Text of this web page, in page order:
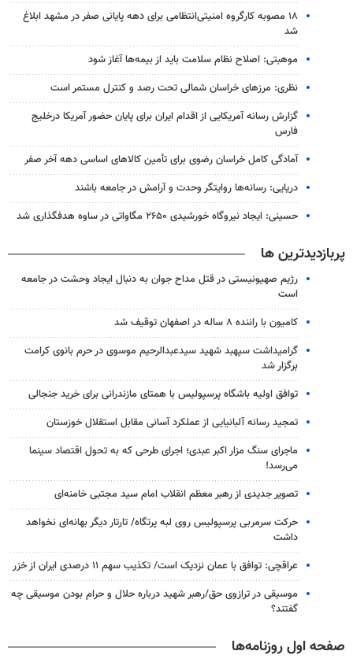
۱۸ مصوبه کارگروه امنیتی‌انتظامی برای دهه پایانی صفر در مشهد ابلاغ
شد
موهبتی: اصلاح نظام سلامت باید از بیمه‌ها آغاز شود
نظری: مرزهای خراسان شمالی تحت رصد و کنترل مستمر است
گزارش رسانه آمریکایی از اقدام ایران برای پایان حضور آمریکا درخلیج
فارس
آمادگی کامل خراسان رضوی برای تأمین کالاهای اساسی دهه آخر صفر
دریایی: رسانه‌ها روایتگر وحدت و آرامش در جامعه باشند
حسینی: ایجاد نیروگاه خورشیدی ۲۶۵۰ مگاواتی در ساوه هدفگذاری شد
پربازدیدترین ها
رژیم صهیونیستی در قتل مداح جوان به دنبال ایجاد وحشت در جامعه
است
کامیون با راننده ۸ ساله در اصفهان توقیف شد
گرامیداشت سپهبد شهید سیدعبدالرحیم موسوی در حرم بانوی کرامت
برگزار شد
توافق اولیه باشگاه پرسپولیس با همتای مازندرانی برای خرید جنجالی
تمجید رسانه آلبانیایی از عملکرد آسانی مقابل استقلال خوزستان
ماجرای سنگ مزار اکبر عبدی؛ اجرای طرحی که به تحول اقتصاد سینما
می‌رسد!
تصویر جدیدی از رهبر معظم انقلاب امام سید مجتبی خامنه‌ای
حرکت سرمربی پرسپولیس روی لبه پرتگاه/ تارتار دیگر بهانه‌ای نخواهد
داشت
عراقچی: توافق با عمان نزدیک است/ تکذیب سهم ۱۱ درصدی ایران از خزر
موسیقی در ترازوی حق/رهبر شهید درباره حلال و حرام بودن موسیقی چه
گفتند؟
صفحه اول روزنامه‌ها